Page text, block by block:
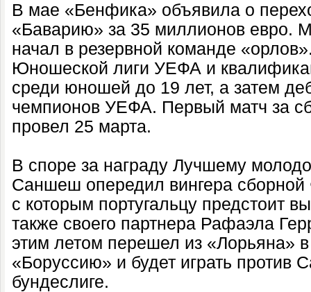
В мае «Бенфика» объявила о
«Баварию» за 35 миллионов евро.
начал в резервной команде
Юношеской лиги УЕФА и
среди юношей до 19 лет, а затем
чемпионов УЕФА. Первый матч за
провел 25 марта.
В споре за награду Лучшему
Саншеш опередил вингера
с которым португальцу предстоит
также своего партнера Рафаэла
этим летом перешел из «Лорьяна»
«Боруссию» и будет играть
бундеслиге.